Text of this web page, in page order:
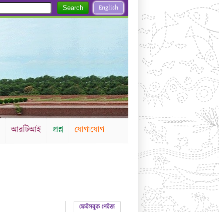
English
Search
আরটিআই প্রশ্ন যোগাযোগ